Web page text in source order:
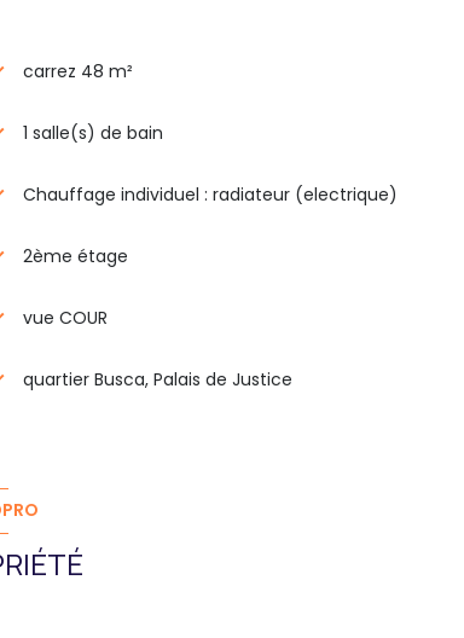
carrez 48 m²
1 salle(s) de bain
Chauffage individuel : radiateur (electrique)
2ème étage
vue COUR
quartier Busca, Palais de Justice